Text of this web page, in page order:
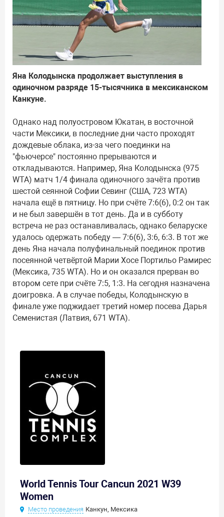
Яна Колодынска продолжает выступления в
одиночном разряде 15-тысячника в мексиканском
Канкуне.
Однако над полуостровом Юкатан, в восточной
части Мексики, в последние дни часто проходят
дождевые облака, из-за чего поединки на
"фьючерсе" постоянно прерываются и
откладываются. Например, Яна Колодынска (975
WTA) матч 1/4 финала одиночного зачёта против
шестой сеянной Софии Севинг (США, 723 WTA)
начала ещё в пятницу. Но при счёте 7:6(6), 0:2 он так
и не был завершён в тот день. Да и в субботу
встреча не раз останавливалась, однако беларуске
удалось одержать победу — 7:6(6), 3:6, 6:3. В тот же
день Яна начала полуфинальный поединок против
посеянной четвёртой Марии Хосе Портильо Рамирес
(Мексика, 735 WTA). Но и он оказался прерван во
втором сете при счёте 7:5, 1:3. На сегодня назначена
доигровка. А в случае победы, Колодынскую в
финале уже поджидает третий номер посева Дарья
Семенистая (Латвия, 671 WTA).
World Tennis Tour Cancun 2021 W39
Women
Место проведения Канкун, Мексика